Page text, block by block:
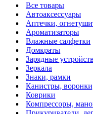
Все товары
Автоаксессуары
Аптечки,
Ароматизаторы
Влажные салфетки
Домкраты
Зарядные
Зеркала
Знаки, рамки
Канистры,
Коврики
Компрессоры,